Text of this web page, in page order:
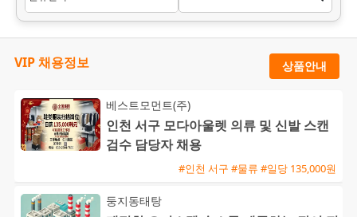
VIP 채용정보 상품안내
베스트모먼트(주)
인천 서구 모다아울렛 의류 및 신발 스캔
검수 담당자 채용
#인천 서구 #물류 #일당 135,000원
둥지동태탕